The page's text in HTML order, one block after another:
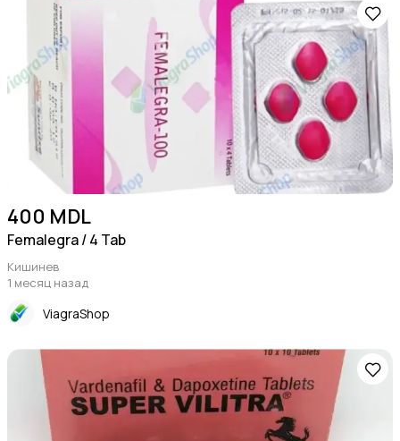
400 MDL
Femalegra / 4 Tab
Кишинев
1 месяц назад
ViagraShop